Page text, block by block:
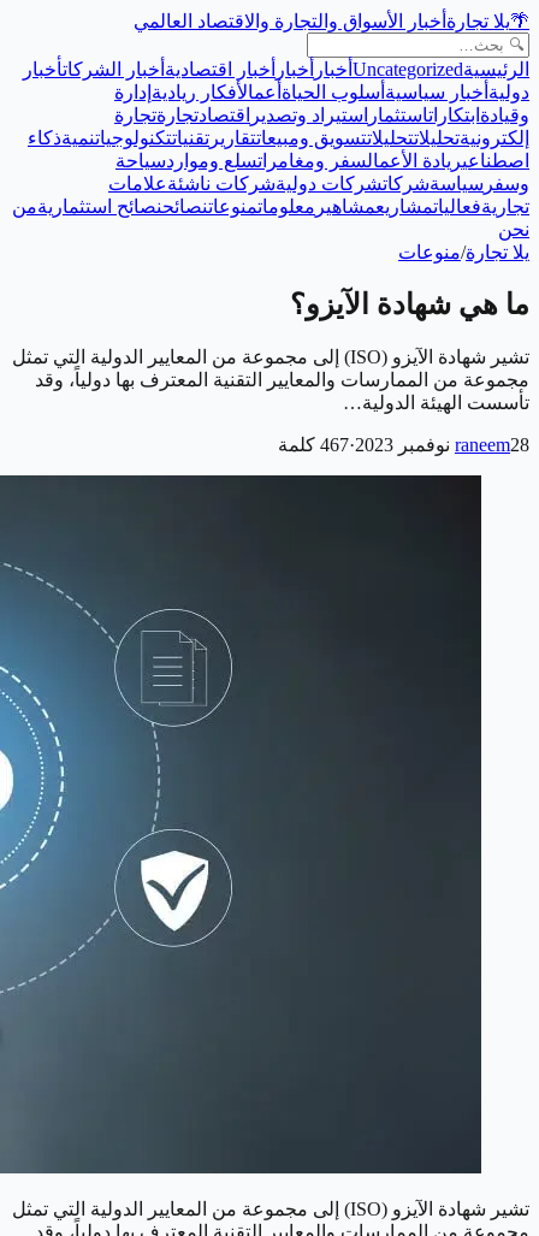
🌴يلا تجارة أخبار الأسواق والتجارة والاقتصاد العالمي
الرئيسيةUncategorized أخبار أخبار أخبار اقتصادية أخبار الشركاتأخبار
دولية أخبار سياسية أسلوب الحياة أعمالأفكار ريادية إدارة
وقيادة ابتكاراتاستثمار استيراد وتصدير اقتصادتجارةتجارة
إلكترونيةتحليلاتتحليلاتتسويق ومبيعاتتقارير تقنياتتكنولوجياتنميةذكاء
اصطناعيريادة الأعمالسفر ومغامراتسلع ومواردسياحة
وسفر سياسةشركاتشركات دوليةشركات ناشئةعلامات
تجاريةفعالياتمشاريعمشاهير معلوماتمنوعاتنصائحنصائح استثماريةمن
نحن
يلا تجارة/منوعات
ما هي شهادة الآيزو؟
تشير شهادة الآيزو (ISO) إلى مجموعة من المعايير الدولية التي تمثل
مجموعة من الممارسات والمعايير التقنية المعترف بها دولياً، وقد
تأسست الهيئة الدولية…
raneem28 نوفمبر 2023 ·
467 كلمة
تشير شهادة الآيزو (ISO) إلى مجموعة من المعايير الدولية التي تمثل
مجموعة من الممارسات والمعايير التقنية المعترف بها دولياً، وقد